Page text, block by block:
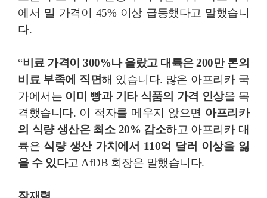
에서 밀 가격이 45% 이상 급등했다고 말했습니
다.
“비료 가격이 300%나 올랐고 대륙은 200만 톤의
비료 부족에 직면해 있습니다. 많은 아프리카 국
가에서는 이미 빵과 기타 식품의 가격 인상을 목
격했습니다. 이 적자를 메우지 않으면 아프리카
의 식량 생산은 최소 20% 감소하고 아프리카 대
륙은 식량 생산 가치에서 110억 달러 이상을 잃
을 수 있다고 AfDB 회장은 말했습니다.